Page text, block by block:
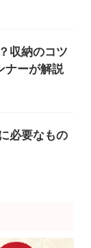
収納のコツ
ナーが解説
必要なもの